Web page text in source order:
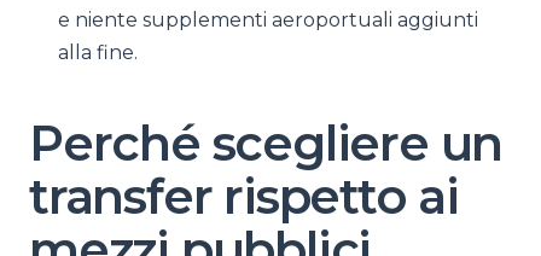
e niente supplementi aeroportuali aggiunti
alla fine.
Perché scegliere un
transfer rispetto ai